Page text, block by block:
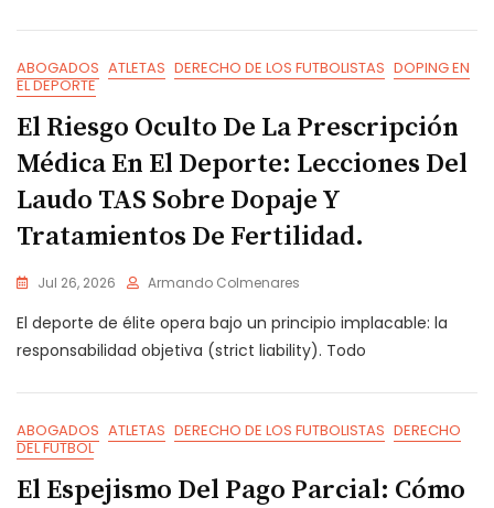
ABOGADOS ATLETAS DERECHO DE LOS FUTBOLISTAS DOPING EN
EL DEPORTE
El Riesgo Oculto De La Prescripción
Médica En El Deporte: Lecciones Del
Laudo TAS Sobre Dopaje Y
Tratamientos De Fertilidad.
Jul 26, 2026 Armando Colmenares
El deporte de élite opera bajo un principio implacable: la
responsabilidad objetiva (strict liability). Todo
ABOGADOS ATLETAS DERECHO DE LOS FUTBOLISTAS DERECHO
DEL FUTBOL
El Espejismo Del Pago Parcial: Cómo